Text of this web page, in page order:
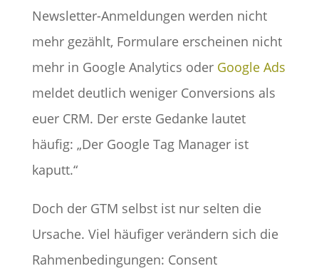
Newsletter-Anmeldungen werden nicht
mehr gezählt, Formulare erscheinen nicht
mehr in Google Analytics oder Google Ads
meldet deutlich weniger Conversions als
euer CRM. Der erste Gedanke lautet
häufig: „Der Google Tag Manager ist
kaputt.“
Doch der GTM selbst ist nur selten die
Ursache. Viel häufiger verändern sich die
Rahmenbedingungen: Consent